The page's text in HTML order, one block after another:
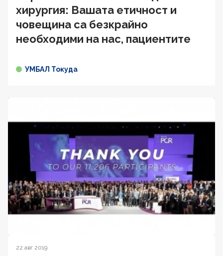
хирургия: Вашата етичност и
човещина са безкрайно
необходими на нас, пациентите
УМБАЛ Токуда
22 авг 2019